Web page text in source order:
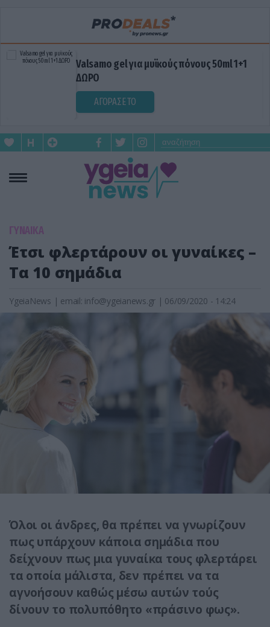
Valsamo gel για μυϊκούς πόνους 50ml 1+1
ΔΩΡΟ
ΑΓΟΡΑΣΕ ΤΟ
ΓΥΝΑΙΚΑ
Έτσι φλερτάρουν οι γυναίκες –
Τα 10 σημάδια
YgeiaNews | email: info@ygeianews.gr | 06/09/2020 - 14:24
Όλοι οι άνδρες, θα πρέπει να γνωρίζουν
πως υπάρχουν κάποια σημάδια που
δείχνουν πως μια γυναίκα τους φλερτάρει
τα οποία μάλιστα, δεν πρέπει να τα
αγνοήσουν καθώς μέσω αυτών τούς
δίνουν το πολυπόθητο «πράσινο φως».